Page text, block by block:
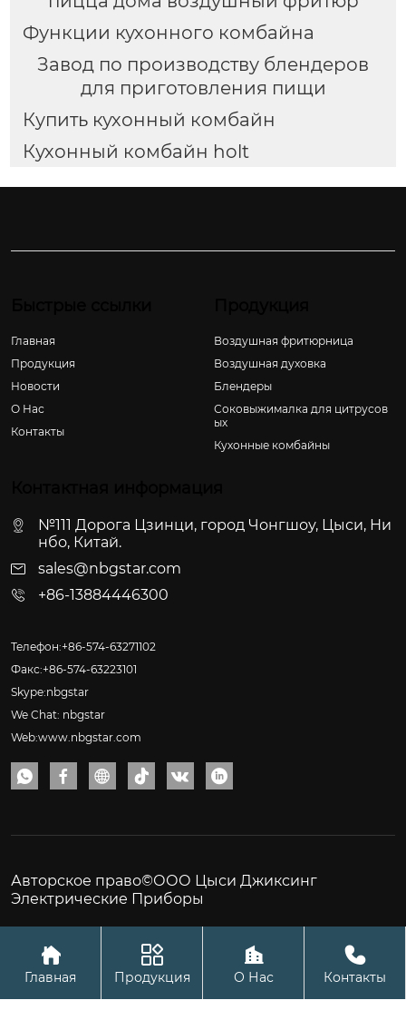
Функции кухонного комбайна
Завод по производству блендеров
для приготовления пищи
Купить кухонный комбайн
Кухонный комбайн holt
Главная
Продукция
Новости
О Hас
Контакты
Воздушная фритюрница
Воздушная духовка
Блендеры
Соковыжималка для цитрусов
ых
Кухонные комбайны
№111 Дорога Цзинци, город Чонгшоу, Цыси, Ни
нбо, Китай.
sales@nbgstar.com
+86-13884446300
Телефон:+86-574-63271102
Факс:+86-574-63223101
Skype:nbgstar
We Chat: nbgstar
Web:www.nbgstar.com
     
Авторское право©ООО Цыси Джиксинг
Электрические Приборы

Главная

Продукция

О Нас

Контакты